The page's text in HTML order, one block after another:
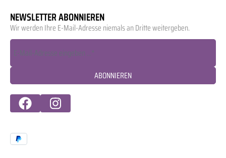
NEWSLETTER ABONNIEREN
Wir werden Ihre E-Mail-Adresse niemals an Dritte weitergeben.
ABONNIEREN